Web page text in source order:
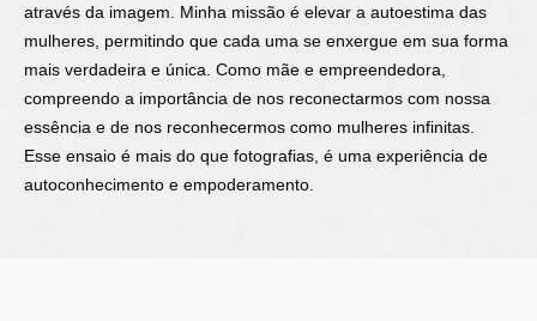
através da imagem. Minha missão é elevar a autoestima das
mulheres, permitindo que cada uma se enxergue em sua forma
mais verdadeira e única. Como mãe e empreendedora,
compreendo a importância de nos reconectarmos com nossa
essência e de nos reconhecermos como mulheres infinitas.
Esse ensaio é mais do que fotografias, é uma experiência de
autoconhecimento e empoderamento.